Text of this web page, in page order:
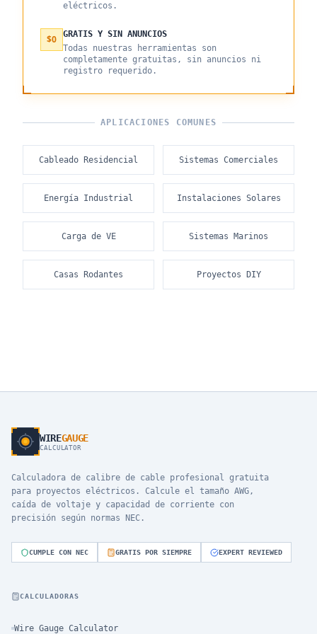
eléctricos.
$0
GRATIS Y SIN ANUNCIOS
Todas nuestras herramientas son
completamente gratuitas, sin anuncios ni
registro requerido.
APLICACIONES COMUNES
Cableado Residencial Sistemas Comerciales
Energía Industrial Instalaciones Solares
Carga de VE Sistemas Marinos
Casas Rodantes Proyectos DIY
WIREGAUGE
CALCULATOR
Calculadora de calibre de cable profesional gratuita
para proyectos eléctricos. Calcule el tamaño AWG,
caída de voltaje y capacidad de corriente con
precisión según normas NEC.
CUMPLE CON NEC GRATIS POR SIEMPRE EXPERT REVIEWED
CALCULADORAS
Wire Gauge Calculator